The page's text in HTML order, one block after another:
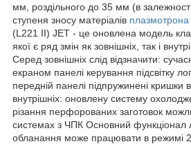
мм, роздільного до 35 мм (в залежності
ступеня зносу матеріалів плазмотрона
(L221 II) JET - це оновлена модель
якої є ряд змін як зовнішніх, так і
Серед зовнішніх слід відзначити:
екраном панелі керування підсвітку
передній панелі підпружинені кришки
внутрішніх: оновлену систему
різання перфорованих заготовок
системах з ЧПК Основний функціонал
обланання може працювати в режимі